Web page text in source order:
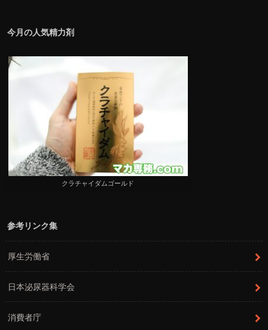
今月の人気精力剤
クラチャイダムゴールド
参考リンク集
厚生労働省
日本泌尿器科学会
消費者庁